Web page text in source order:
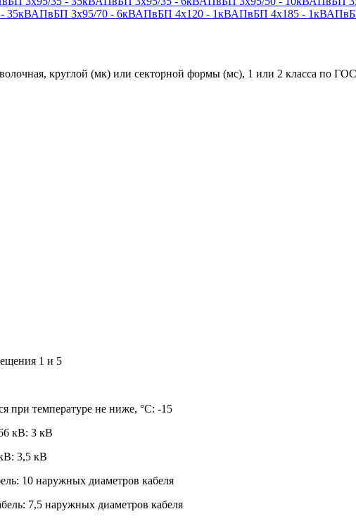
35кВАПвБП 3х95/70 - 6кВАПвБП 4х120 - 1кВАПвБП 4х185 - 1кВ
круглой (мк) или секторной формы (мс), 1 или 2 класса по
1 и 5
при температуре не ниже, °С: -15
кВ: 3 кВ
3,5 кВ
10 наружных диаметров кабеля
7,5 наружных диаметров кабеля